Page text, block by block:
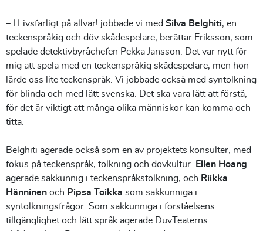
– I Livsfarligt på allvar! jobbade vi med Silva Belghiti, en
teckenspråkig och döv skådespelare, berättar Eriksson, som
spelade detektivbyråchefen Pekka Jansson. Det var nytt för
mig att spela med en teckenspråkig skådespelare, men hon
lärde oss lite teckenspråk. Vi jobbade också med syntolkning
för blinda och med lätt svenska. Det ska vara lätt att förstå,
för det är viktigt att många olika människor kan komma och
titta.
Belghiti agerade också som en av projektets konsulter, med
fokus på teckenspråk, tolkning och dövkultur.
Ellen Hoang
agerade sakkunnig i teckenspråkstolkning, och Riikka
Hänninen och Pipsa Toikka som sakkunniga i
syntolkningsfrågor. Som sakkunniga i förståelsens
tillgänglighet och lätt språk agerade DuvTeaterns